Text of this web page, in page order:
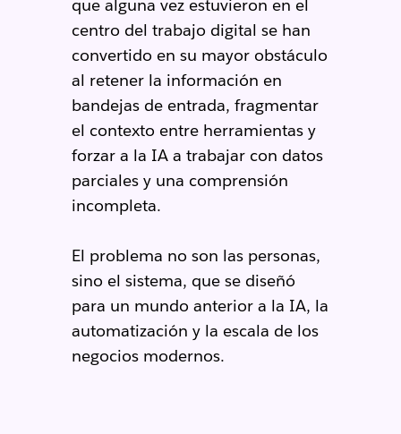
que alguna vez estuvieron en el
centro del trabajo digital se han
convertido en su mayor obstáculo
al retener la información en
bandejas de entrada, fragmentar
el contexto entre herramientas y
forzar a la IA a trabajar con datos
parciales y una comprensión
incompleta.
El problema no son las personas,
sino el sistema, que se diseñó
para un mundo anterior a la IA, la
automatización y la escala de los
negocios modernos.